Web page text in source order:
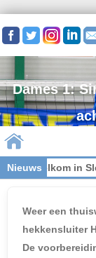
Dames 1:
Nieuws
niet welkom in
Weer een
hekkensluiter
De